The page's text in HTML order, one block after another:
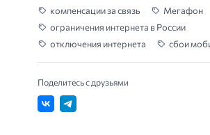
компенсации за связь
Мегафон
ограничения интернета в России
отключения интернета
сбои
Поделитесь с друзьями